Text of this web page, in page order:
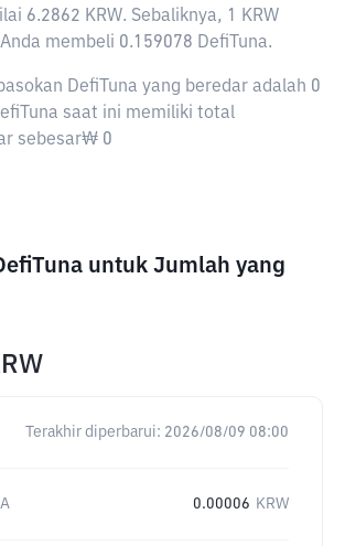
6.2862 KRW. Sebaliknya, 1 KRW
membeli 0.159078 DefiTuna.
DefiTuna yang beredar adalah 0
saat ini memiliki total
sebesar₩ 0
untuk Jumlah yang
Terakhir diperbarui: 2026/08/09 08:00
0.00006 KRW